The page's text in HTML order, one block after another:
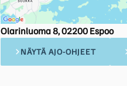
Olarinluoma 8, 02200 Espoo
NÄYTÄ AJO-OHJEET